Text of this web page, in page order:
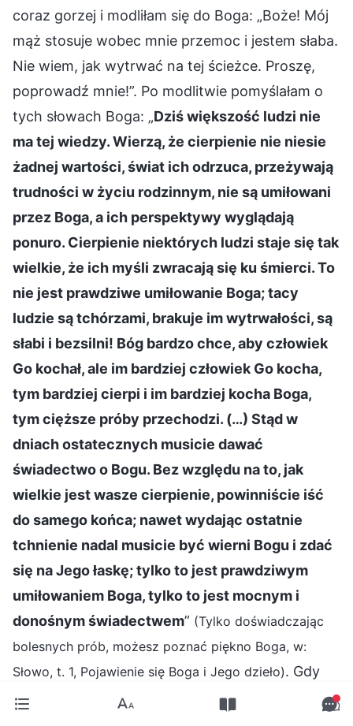
coraz gorzej i modliłam się do Boga: „Boże! Mój
mąż stosuje wobec mnie przemoc i jestem słaba.
Nie wiem, jak wytrwać na tej ścieżce. Proszę,
poprowadź mnie!”. Po modlitwie pomyślałam o
tych słowach Boga: „Dziś większość ludzi nie
ma tej wiedzy. Wierzą, że cierpienie nie niesie
żadnej wartości, świat ich odrzuca, przeżywają
trudności w życiu rodzinnym, nie są umiłowani
przez Boga, a ich perspektywy wyglądają
ponuro. Cierpienie niektórych ludzi staje się tak
wielkie, że ich myśli zwracają się ku śmierci. To
nie jest prawdziwe umiłowanie Boga; tacy
ludzie są tchórzami, brakuje im wytrwałości, są
słabi i bezsilni! Bóg bardzo chce, aby człowiek
Go kochał, ale im bardziej człowiek Go kocha,
tym bardziej cierpi i im bardziej kocha Boga,
tym cięższe próby przechodzi. (…) Stąd w
dniach ostatecznych musicie dawać
świadectwo o Bogu. Bez względu na to, jak
wielkie jest wasze cierpienie, powinniście iść
do samego końca; nawet wydając ostatnie
tchnienie nadal musicie być wierni Bogu i zdać
się na Jego łaskę; tylko to jest prawdziwym
umiłowaniem Boga, tylko to jest mocnym i
donośnym świadectwem” (Tylko doświadczając
bolesnych prób, możesz poznać piękno Boga, w:
Słowo, t. 1, Pojawienie się Boga i Jego dzieło). Gdy
rozważyłam słowa Boga, stało się dla mnie jasne,